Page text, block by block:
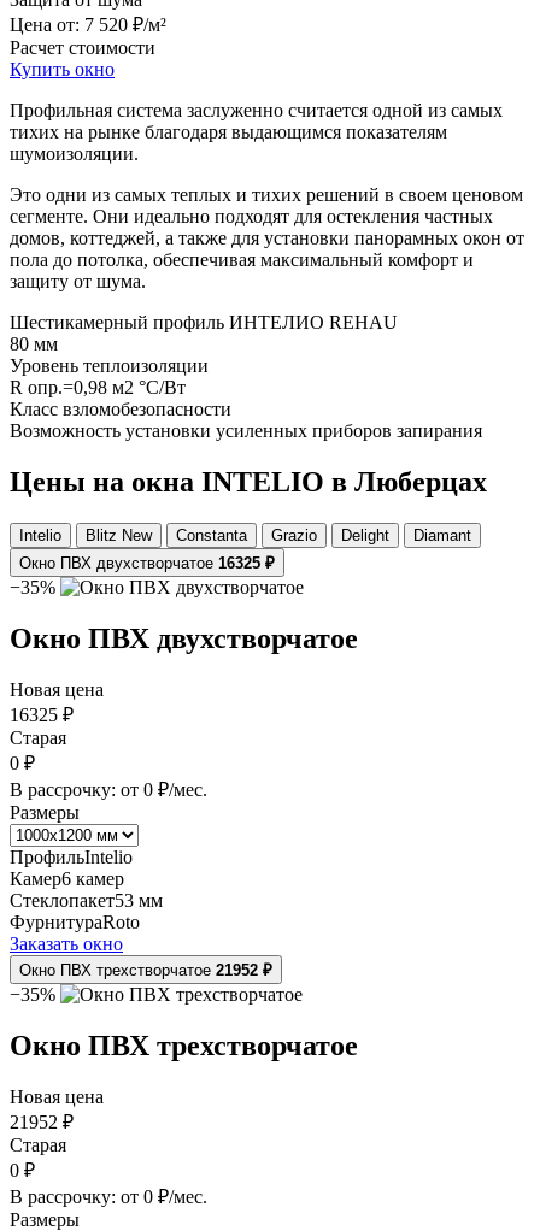
Цена от: 7 520 ₽/м²
Расчет стоимости
Купить окно
Профильная система заслуженно считается одной из самых
тихих на рынке благодаря выдающимся показателям
шумоизоляции.
Это одни из самых теплых и тихих решений в своем ценовом
сегменте. Они идеально подходят для остекления частных
домов, коттеджей, а также для установки панорамных окон от
пола до потолка, обеспечивая максимальный комфорт и
защиту от шума.
Шестикамерный профиль ИНТЕЛИО REHAU
80 мм
Уровень теплоизоляции
R опр.=0,98 м2 °C/Вт
Класс взломобезопасности
Возможность установки усиленных приборов запирания
Цены на окна INTELIO в Люберцах
Intelio Blitz New Constanta Grazio Delight
Diamant
Окно ПВХ двухстворчатое 16325 ₽
−35%
Окно ПВХ двухстворчатое
Новая цена
16325 ₽
Старая
0 ₽
В рассрочку: от 0 ₽/мес.
Размеры
ПрофильIntelio
Камер6 камер
Стеклопакет53 мм
ФурнитураRoto
Заказать окно
Окно ПВХ трехстворчатое 21952 ₽
−35%
Окно ПВХ трехстворчатое
Новая цена
21952 ₽
Старая
0 ₽
В рассрочку: от 0 ₽/мес.
Размеры